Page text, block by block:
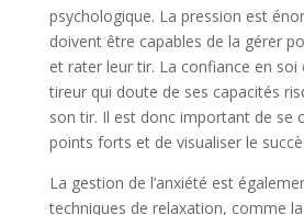
psychologique. La pression est
doivent être capables de la gérer
et rater leur tir. La confiance en soi
tireur qui doute de ses capacités
son tir. Il est donc important de se
points forts et de visualiser le
La gestion de l’anxiété est
techniques de relaxation, comme